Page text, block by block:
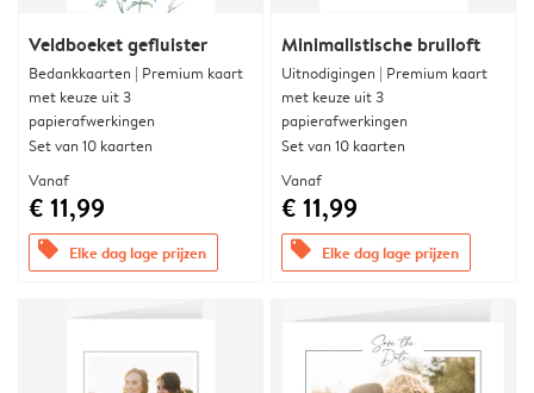
Veldboeket gefluister
Bedankkaarten | Premium kaart
met keuze uit 3
papierafwerkingen
Set van 10 kaarten
Vanaf
€ 11,99
offers Elke dag lage prijzen
Minimalistische bruiloft
Uitnodigingen | Premium kaart
met keuze uit 3
papierafwerkingen
Set van 10 kaarten
Vanaf
€ 11,99
offers Elke dag lage prijzen